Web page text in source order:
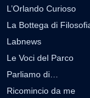
L’Orlando Curioso
La Bottega di
Labnews
Le Voci del Parco
Parliamo di…
Ricomincio da me